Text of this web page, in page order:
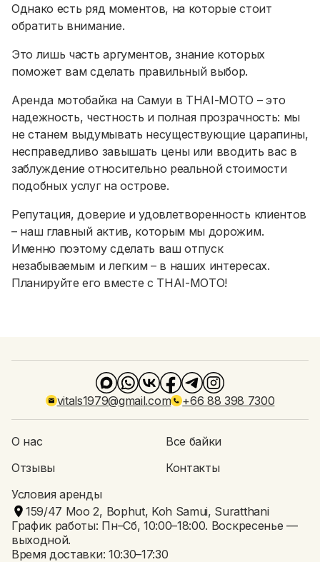
Однако есть ряд моментов, на которые стоит
обратить внимание.
Это лишь часть аргументов, знание которых
поможет вам сделать правильный выбор.
Аренда мотобайка на Самуи в THAI-MOTO – это
надежность, честность и полная прозрачность: мы
не станем выдумывать несуществующие царапины,
несправедливо завышать цены или вводить вас в
заблуждение относительно реальной стоимости
подобных услуг на острове.
Репутация, доверие и удовлетворенность клиентов
– наш главный актив, которым мы дорожим.
Именно поэтому сделать ваш отпуск
незабываемым и легким – в наших интересах.
Планируйте его вместе с THAI-MOTO!
vitals1979@gmail.com +66 88 398 7300
О нас
Все байки
Отзывы
Контакты
Условия аренды
159/47 Moo 2, Bophut, Koh Samui, Suratthani
График работы: Пн–Сб, 10:00–18:00. Воскресенье —
выходной.
Время доставки: 10:30–17:30